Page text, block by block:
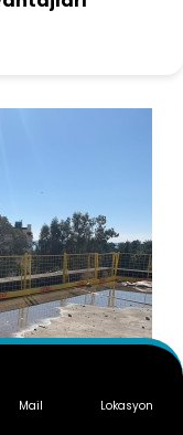
Mail Lokasyon